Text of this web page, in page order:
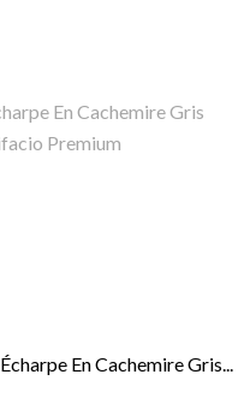
Écharpe En Cachemire Gris...